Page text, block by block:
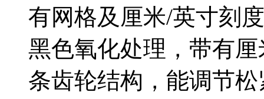
有网格及厘米/英寸刻
黑色氧化处理，带有
条齿轮结构，能调节